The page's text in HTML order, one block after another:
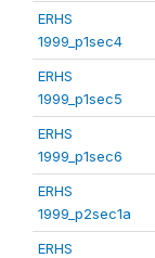
ERHS
1999_p1sec4
ERHS
1999_p1sec5
ERHS
1999_p1sec6
ERHS
1999_p2sec1a
ERHS